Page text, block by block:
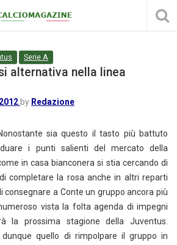
Serie A
alternativa nella linea
by Redazione
sia questo il tasto più battuto
i punti salienti del mercato della
in casa bianconera si stia cercando di
completare la rosa anche in altri reparti
consegnare a Conte un gruppo ancora più
vista la folta agenda di impegni
la prossima stagione della Juventus.
quello di rimpolpare il gruppo in